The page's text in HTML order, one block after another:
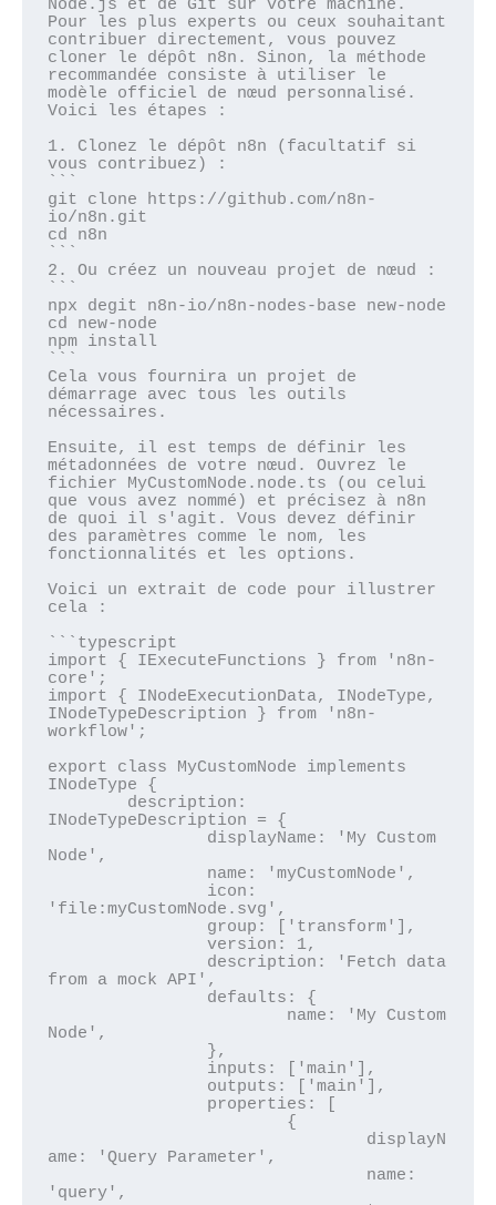
Node.js et de Git sur votre machine.
Pour les plus experts ou ceux souhaitant
contribuer directement, vous pouvez
cloner le dépôt n8n. Sinon, la méthode
recommandée consiste à utiliser le
modèle officiel de nœud personnalisé.
Voici les étapes :
1. Clonez le dépôt n8n (facultatif si
vous contribuez) :
```
git clone https://github.com/n8n-
io/n8n.git
cd n8n
```
2. Ou créez un nouveau projet de nœud :
```
npx degit n8n-io/n8n-nodes-base new-node
cd new-node
npm install
```
Cela vous fournira un projet de
démarrage avec tous les outils
nécessaires.
Ensuite, il est temps de définir les
métadonnées de votre nœud. Ouvrez le
fichier MyCustomNode.node.ts (ou celui
que vous avez nommé) et précisez à n8n
de quoi il s'agit. Vous devez définir
des paramètres comme le nom, les
fonctionnalités et les options.
Voici un extrait de code pour illustrer
cela :
```typescript
import { IExecuteFunctions } from 'n8n-
core';
import { INodeExecutionData, INodeType,
INodeTypeDescription } from 'n8n-
workflow';
export class MyCustomNode implements
INodeType {
INodeTypeDescription = {
Node',
'file:myCustomNode.svg',
		version: 1,
from a mock API',
Node',
ame: 'Query Parameter',
'query',